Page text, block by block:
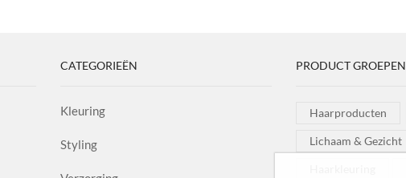
CATEGORIEËN
Kleuring
Styling
PRODUCT GROEPEN
Haarproducten
Lichaam & Gezicht